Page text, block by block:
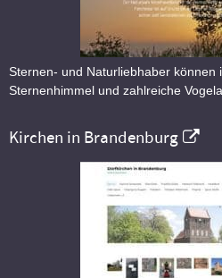
Sternen- und Naturliebhaber können
Sternenhimmel und zahlreiche
Kirchen in Brandenburg